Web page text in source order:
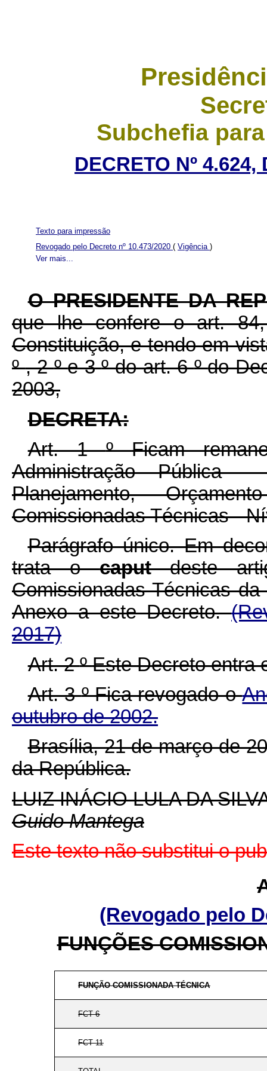
Subchefia
DECRETO Nº
Ver mais...
Texto para impressão
Revogado pelo Decreto nº 10.473/2020 ( Vigência )
O PRESIDENTE DA
que lhe confere o art.
Constituição, e tendo em
º, 2ºe 3ºdo art. 6ºdo
2003,
DECRETA:
Art. 1ºFicam
Administração
Planejamento,
Comissionadas Técnicas -
Parágrafo único. Em
trata ocaputdeste
Comissionadas Técnicas
Anexo a este Decreto.
2017)
Art. 2ºEste Decreto entra
Art. 3ºFica revogado o
outubro de 2002.
Brasília, 21 de março de
da República.
LUIZ INÁCIO LULA DA
Guido Mantega
Este texto não substitui o
(Revogado pelo
FUNÇÕES
FUNÇÃO COMISSIONADA TÉCNICA
FCT 6
FCT 11